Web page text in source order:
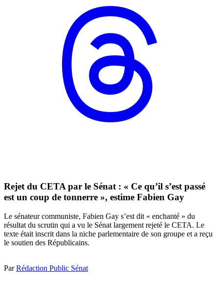
Rejet du CETA par le Sénat : « Ce qu’il s’est passé
est un coup de tonnerre », estime Fabien Gay
Le sénateur communiste, Fabien Gay s’est dit « enchanté » du
résultat du scrutin qui a vu le Sénat largement rejeté le CETA. Le
texte était inscrit dans la niche parlementaire de son groupe et a reçu
le soutien des Républicains.
ParRédaction Public Sénat